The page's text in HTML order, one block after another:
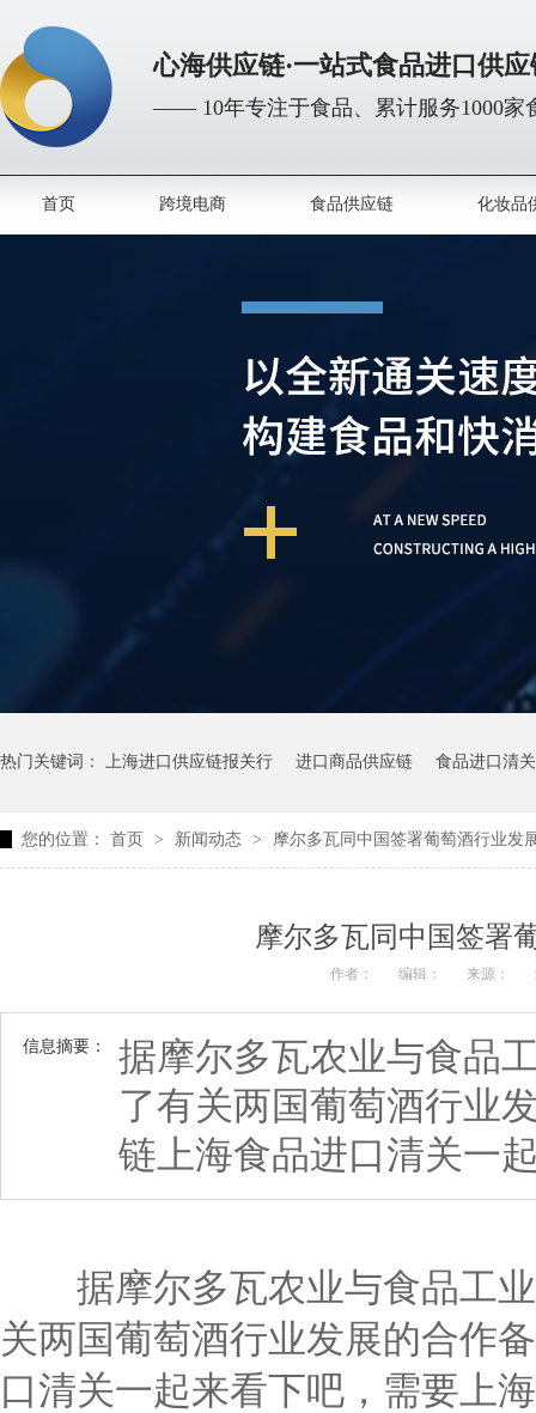
心海供应链·一站式食品进口供
—— 10年专注于食品、累计服务1000
首页 跨境电商 食品供应链 化妆品
热门关键词： 上海进口供应链报关行 进口商品供应链 食品进口清
您的位置： 首页 > 新闻动态 > 摩尔多瓦同中国签署葡萄酒行业发
摩尔多瓦同中国签署
作者： 编辑： 来源：
信息摘要：
据摩尔多瓦农业与食品
了有关两国葡萄酒行业
链上海食品进口清关一
据摩尔多瓦农业与食品工业
关两国葡萄酒行业发展的合作
口清关一起来看下吧，需要上